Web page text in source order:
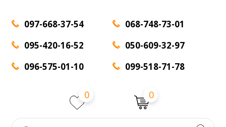
097-668-37-54
095-420-16-52
096-575-01-10
068-748-73-01
050-609-32-97
099-518-71-78
0 0